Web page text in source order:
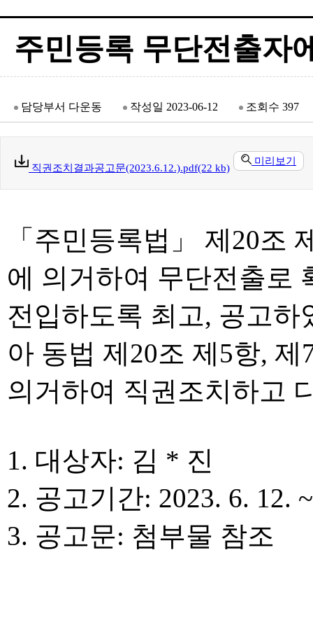
주민등록 무단전출자
담당부서 다운동 작성일 2023-06-12 조회수 397
직권조치결과공고문(2023.6.12.).pdf(22 kb)
미리보기
「주민등록법」 제20조
에 의거하여 무단전출로
전입하도록 최고, 공고
아 동법 제20조 제5항,
의거하여 직권조치하고
1. 대상자: 김 * 진
2. 공고기간: 2023. 6. 12.
3. 공고문: 첨부물 참조